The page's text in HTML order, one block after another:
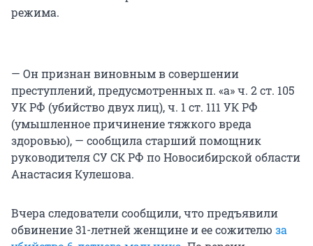
режима.
— Он признан виновным в совершении
преступлений, предусмотренных п. «а» ч. 2 ст. 105
УК РФ (убийство двух лиц), ч. 1 ст. 111 УК РФ
(умышленное причинение тяжкого вреда
здоровью), — сообщила старший помощник
руководителя СУ СК РФ по Новосибирской области
Анастасия Кулешова.
Вчера следователи сообщили, что предъявили
обвинение 31-летней женщине и ее сожителю за